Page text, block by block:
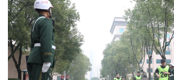
防
法
规
知